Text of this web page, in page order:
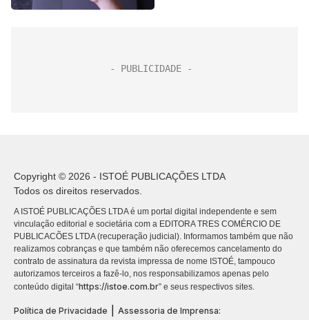
Copyright © 2026 - ISTOÉ PUBLICAÇÕES LTDA
Todos os direitos reservados.
A ISTOÉ PUBLICAÇÕES LTDA é um portal digital independente e sem
vinculação editorial e societária com a EDITORA TRES COMÉRCIO DE
PUBLICACÕES LTDA (recuperação judicial). Informamos também que não
realizamos cobranças e que também não oferecemos cancelamento do
contrato de assinatura da revista impressa de nome ISTOÉ, tampouco
autorizamos terceiros a fazê-lo, nos responsabilizamos apenas pelo
conteúdo digital “https://istoe.com.br” e seus respectivos sites.
Política de Privacidade Assessoria de Imprensa: